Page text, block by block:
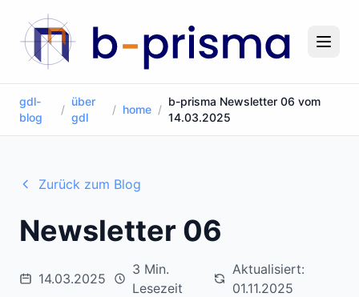
gdl-
blog
/
über
gdl
/ home /
b-prisma Newsletter 06 vom
14.03.2025
Zurück zum Blog
Newsletter 06
14.03.2025
3 Min.
Lesezeit
Aktualisiert:
01.11.2025